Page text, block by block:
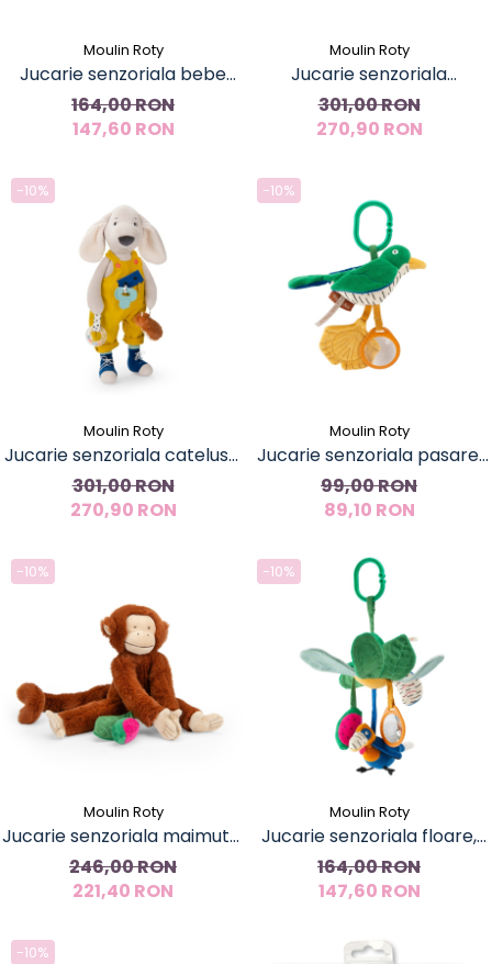
Moulin Roty
Jucarie senzoriala bebe
Lebada cu activitati, Moulin
Roty
164,00 RON
147,60 RON
Moulin Roty
Jucarie senzoriala
Testoasa, Moulin Roty
301,00 RON
270,90 RON
-10%
Moulin Roty
Jucarie senzoriala catelusul
Pilou, Moulin Roty
301,00 RON
270,90 RON
-10%
Moulin Roty
Jucarie senzoriala pasare,
Moulin Roty
99,00 RON
89,10 RON
-10%
Moulin Roty
Jucarie senzoriala maimuta,
Moulin Roty
246,00 RON
221,40 RON
-10%
Moulin Roty
Jucarie senzoriala floare,
Moulin Roty
164,00 RON
147,60 RON
-10%